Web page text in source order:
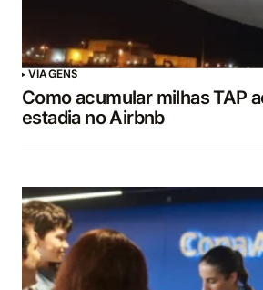
VIAGENS
Como acumular milhas TAP
estadia no Airbnb